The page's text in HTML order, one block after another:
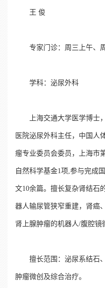
王 俊
专家门诊：周三上午、
学科：泌尿外科
上海交通大学医学博士
医院泌尿外科主任，中国人
瘤专业委员会委员，上海市
自然科学基金1项,参与完成
文10余篇。擅长复杂肾结石
器人输尿管狭窄重建，肾癌
肾上腺肿瘤的机器人/腹腔镜
擅长范围：泌尿系结石
肿瘤微创及综合治疗。